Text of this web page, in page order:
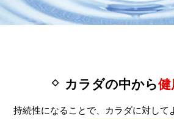
カラダの中から健
持続性になることで、カラダに対して